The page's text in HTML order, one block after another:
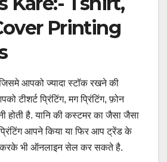
Printing
आपको ज्यादा स्टॉक रखने की
टीशर्ट प्रिंटिंग, मग प्रिंटिंग, फ़ोन
होती है. यानि की कस्टमर का जैसा जैसा
आपने किया या फिर आप ट्रेंड के
करके भी ऑनलाइन सेल कर सकते है.